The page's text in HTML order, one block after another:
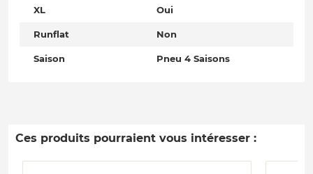
XL Oui
Runflat Non
Saison Pneu 4 Saisons
Ces produits pourraient vous intéresser :